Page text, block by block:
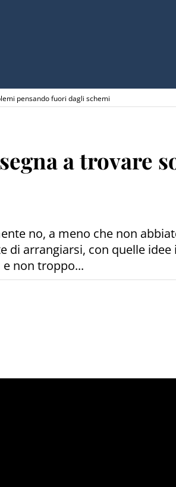
pensando fuori dagli schemi
a trovare
no, a meno che non
di arrangiarsi, con quelle
non troppo...